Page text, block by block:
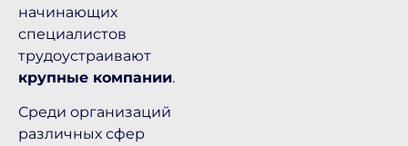
начинающих
специалистов
трудоустраивают
крупные компании.
Среди организаций
различных сфер